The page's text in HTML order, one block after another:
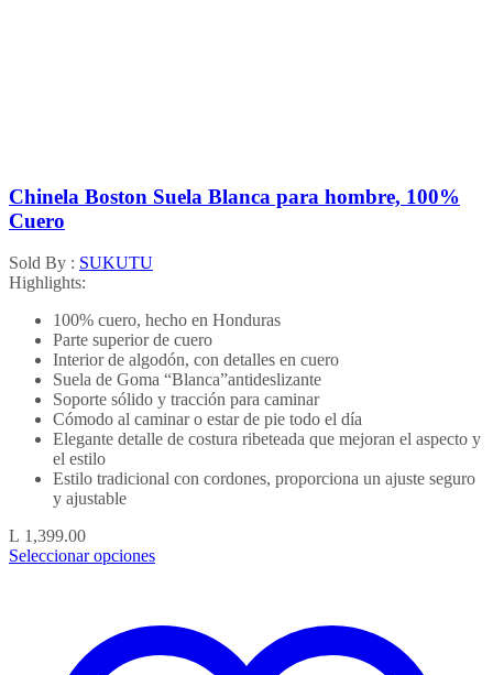
Chinela Boston Suela Blanca para hombre, 100%
Cuero
Sold By : SUKUTU
Highlights:
100% cuero, hecho en Honduras
Parte superior de cuero
Interior de algodón, con detalles en cuero
Suela de Goma “Blanca”antideslizante
Soporte sólido y tracción para caminar
Cómodo al caminar o estar de pie todo el día
Elegante detalle de costura ribeteada que mejoran el aspecto y
el estilo
Estilo tradicional con cordones, proporciona un ajuste seguro
y ajustable
L 1,399.00
Seleccionar opciones